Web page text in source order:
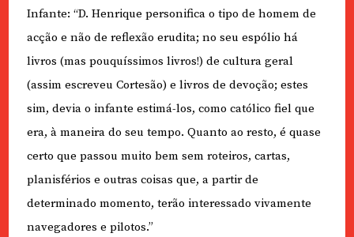
Infante: “D. Henrique personifica o tipo de homem de
acção e não de reflexão erudita; no seu espólio há
livros (mas pouquíssimos livros!) de cultura geral
(assim escreveu Cortesão) e livros de devoção; estes
sim, devia o infante estimá-los, como católico fiel que
era, à maneira do seu tempo. Quanto ao resto, é quase
certo que passou muito bem sem roteiros, cartas,
planisférios e outras coisas que, a partir de
determinado momento, terão interessado vivamente
navegadores e pilotos.”